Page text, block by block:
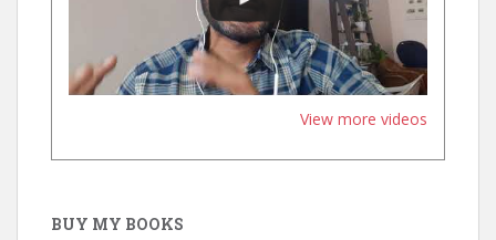
View more videos
BUY MY BOOKS